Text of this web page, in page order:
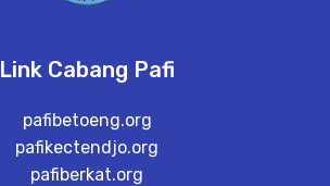
Link Cabang Pafi
pafibetoeng.org
pafikectendjo.org
pafiberkat.org